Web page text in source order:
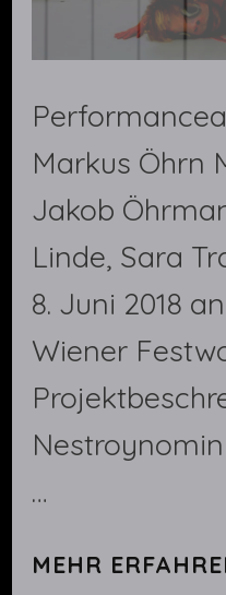
Markus Öhrn
Jakob
Linde, Sara
8. Juni 2018
Wiener
…
MEHR